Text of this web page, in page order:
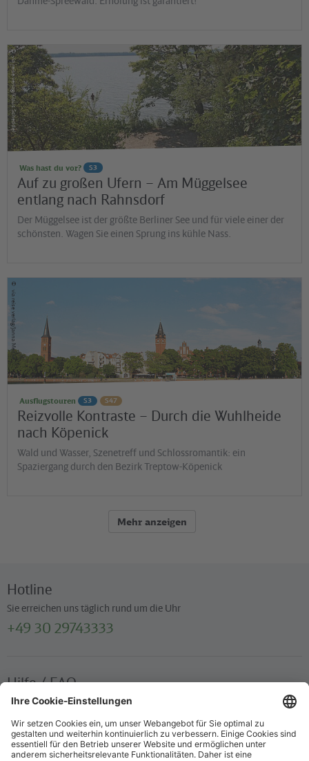
©
via reise verlag/Klaus Scheddel
Was hast du vor? S3
Auf zu großen Ufern – Am Müggelsee
entlang nach Rahnsdorf
Der Müggelsee ist der größte Berliner See und für viele einer der
schönsten. Wagen Sie einen Sprung ins kühle Nass.
©
via reise verlag/Janna Menke
Ausflugstouren S3 S47
Reizvolle Kontraste – Durch die Wuhlheide
nach Köpenick
Wald und Wasser, Szenetreff und Schlossromantik: ein
Spaziergang durch den Bezirk Treptow-Köpenick
Mehr anzeigen
Hotline
Sie erreichen uns täglich rund um die Uhr
+49 30 29743333
Hilfe / FAQ
Die wichtigsten Antworten und Hilfestellungen für unterwegs